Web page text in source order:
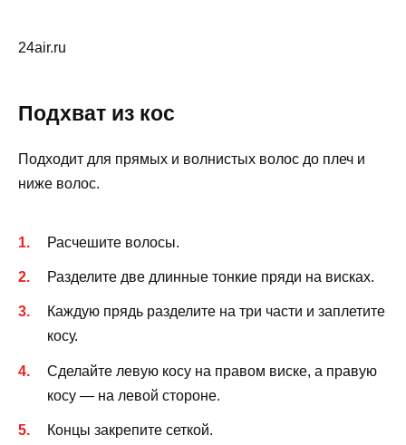
24air.ru
Подхват из кос
Подходит для прямых и волнистых волос до плеч и
ниже волос.
Расчешите волосы.
Разделите две длинные тонкие пряди на висках.
Каждую прядь разделите на три части и заплетите
косу.
Сделайте левую косу на правом виске, а правую
косу — на левой стороне.
Концы закрепите сеткой.